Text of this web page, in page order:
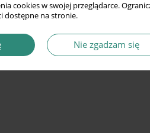
cookies w swojej przeglądarce.
dostępne na stronie.
Nie zgadzam się